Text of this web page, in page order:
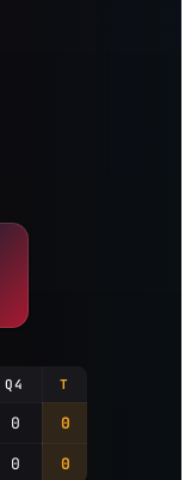
Q4 T
0
0
0 0